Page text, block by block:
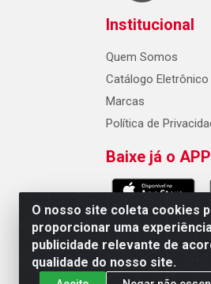
O nosso site coleta cookies
proporcionar uma
publicidade relevante de
qualidade do nosso site.
Institucional
Quem Somos
Catálogo Eletrônico
Marcas
Política de
Baixe já o